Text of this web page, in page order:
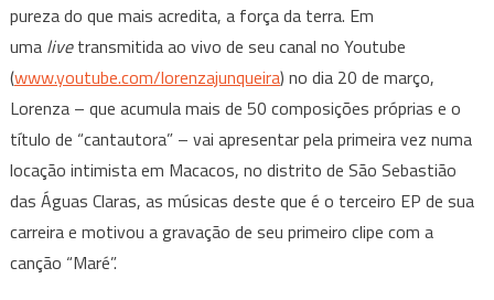
pureza do que mais acredita, a força da terra. Em
uma livetransmitida ao vivo de seu canal no Youtube
(www.youtube.com/lorenzajunqueira) no dia 20 de março,
Lorenza – que acumula mais de 50 composições próprias e o
título de “cantautora” – vai apresentar pela primeira vez numa
locação intimista em Macacos, no distrito de São Sebastião
das Águas Claras, as músicas deste que é o terceiro EP de sua
carreira e motivou a gravação de seu primeiro clipe com a
canção “Maré”.